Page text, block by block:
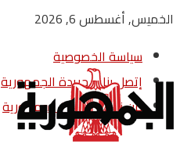
الخميس, أغسطس 6, 2026
سياسة الخصوصية
إتصل بنا – جريدة الجمهورية
من نحن – جريدة الجمهورية